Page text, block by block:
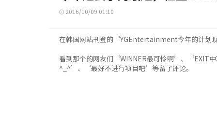
2016/10/09 01:10
在韩国网站刊登的‘YGEntertainment今年的计划
看到那个的网友们‘WINNER最可怜啊’、‘EXIT
^_^’、‘最好不进行项目吧’等留了评论。